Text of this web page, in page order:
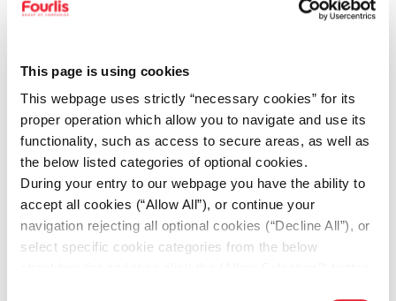
This page is using cookies
This webpage uses strictly “necessary cookies” for its
proper operation which allow you to navigate and use its
functionality, such as access to secure areas, as well as
the below listed categories of optional cookies.
During your entry to our webpage you have the ability to
accept all cookies (“Allow All”), or continue your
navigation rejecting all optional cookies (“Decline All”), or
select specific cookie categories from the below
Συμμετέχεις σε όλες τις προωθητικές
ενέργειες της εταιρείας και προωθείς
την κάρτα ΙΚΕΑ Family
Υποστηρίζεις τη λειτουργία του τομέα,
όποτε κρίνεται απαραίτητο